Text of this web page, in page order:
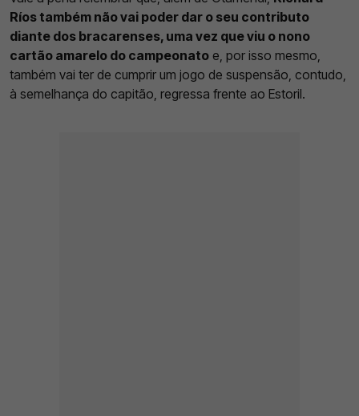
Ríos também não vai poder dar o seu contributo
diante dos bracarenses, uma vez que viu o nono
cartão amarelo do campeonato e, por isso mesmo,
também vai ter de cumprir um jogo de suspensão, contudo,
à semelhança do capitão, regressa frente ao Estoril.